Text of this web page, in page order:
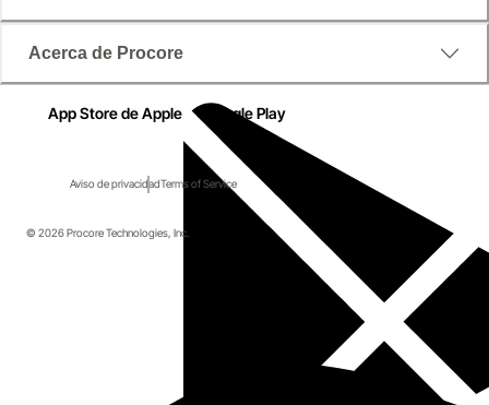
Acerca de Procore
App Store de Apple Google Play
Aviso de privacidadTerms of Service
© 2026 Procore Technologies, Inc.